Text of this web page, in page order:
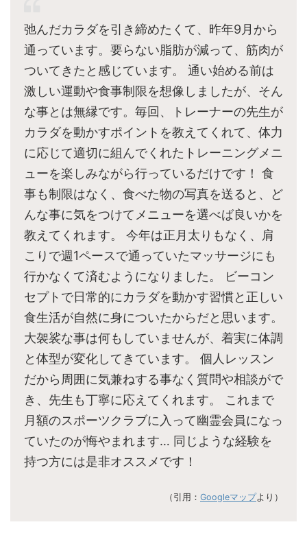
弛んだカラダを引き締めたくて、昨年9月から
通っています。要らない脂肪が減って、筋肉が
ついてきたと感じています。 通い始める前は
激しい運動や食事制限を想像しましたが、そん
な事とは無縁です。毎回、トレーナーの先生が
カラダを動かすポイントを教えてくれて、体力
に応じて適切に組んでくれたトレーニングメニ
ューを楽しみながら行っているだけです！ 食
事も制限はなく、食べた物の写真を送ると、ど
んな事に気をつけてメニューを選べば良いかを
教えてくれます。 今年は正月太りもなく、肩
こりで週1ペースで通っていたマッサージにも
行かなくて済むようになりました。 ビーコン
セプトで日常的にカラダを動かす習慣と正しい
食生活が自然に身についたからだと思います。
大袈裟な事は何もしていませんが、着実に体調
と体型が変化してきています。 個人レッスン
だから周囲に気兼ねする事なく質問や相談がで
き、先生も丁寧に応えてくれます。 これまで
月額のスポーツクラブに入って幽霊会員になっ
ていたのが悔やまれます… 同じような経験を
持つ方には是非オススメです！
（引用： Googleマップより）